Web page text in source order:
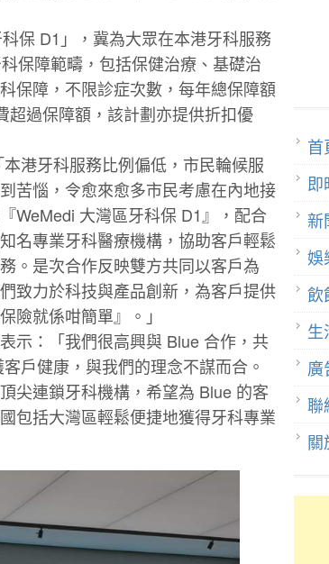
保 D1」，冀為⼤眾在本港牙科服務
保障範疇，包括保健治療、基礎治
保障，不限診症次數，每年總保障額
超過保障額，該計劃亦提供折扣優
港牙科服務比例偏低，市⺠輪候服
苦惱，令愈來愈多市⺠考慮在內地接
WeMedi ⼤灣區牙科保 D1』，配合
名專業牙科醫療機構，協助客⼾輕鬆
。是次合作反映雙⽅共同以客⼾為
致⼒於科技與產品創新，為客⼾提供
險就係咁簡單』。」
⽰：「我們很⾼興與 Blue 合作，共
⼾健康，與我們的理念不謀⽽合。
尖連鎖牙科機構，希望為 Blue 的客
包括⼤灣區輕鬆便捷地獲得牙科專業
首
新
娛
飲
生
廣
聯
關